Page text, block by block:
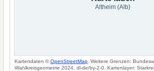
Altheim (Alb)
Kartendaten ©OpenStreetMap . Weitere Grenzen:
Wahlkreisgeometrie 2024, dl-de/by-2-0. Kartenlayer: